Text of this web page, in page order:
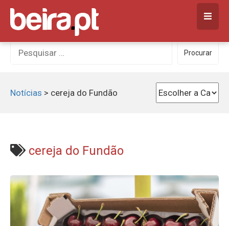
Skip
content
Procurar
por:
Procurar
Notícias > cereja do Fundão
cereja do Fundão